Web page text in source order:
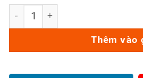
HTK Toolkit – Plugin Nút Liên
Thêm vào